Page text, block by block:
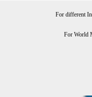
For different
For World